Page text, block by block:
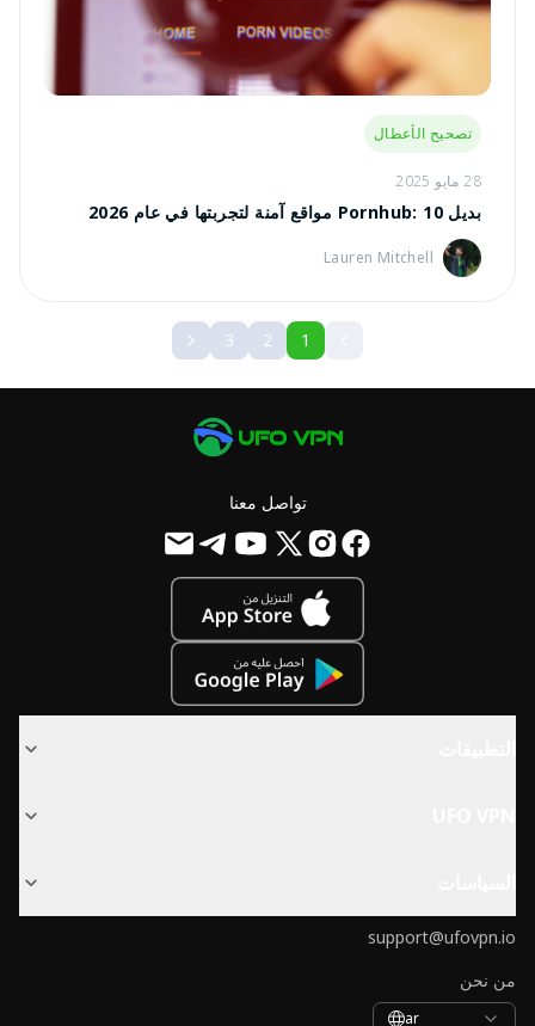
تصحيح الأعطال
28 مايو 2025
بديل Pornhub: 10 مواقع آمنة لتجربتها في عام 2026
Lauren Mitchell
1
2
3
تواصل معنا
support@ufovpn.io
من نحن
ar